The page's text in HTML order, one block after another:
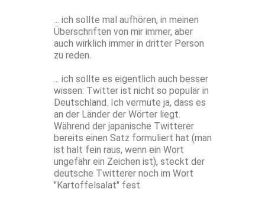
... ich sollte mal aufhören, in meinen
Überschriften von mir immer, aber
auch wirklich immer in dritter Person
zu reden.
... ich sollte es eigentlich auch besser
wissen: Twitter ist nicht so populär in
Deutschland. Ich vermute ja, dass es
an der Länder der Wörter liegt.
Während der japanische Twitterer
bereits einen Satz formuliert hat (man
ist halt fein raus, wenn ein Wort
ungefähr ein Zeichen ist), steckt der
deutsche Twitterer noch im Wort
"Kartoffelsalat" fest.